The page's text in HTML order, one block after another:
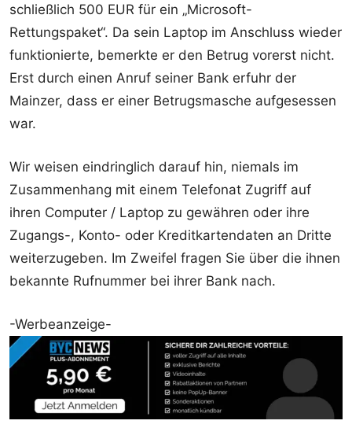
schließlich 500 EUR für ein „Microsoft-
Rettungspaket“. Da sein Laptop im Anschluss wieder
funktionierte, bemerkte er den Betrug vorerst nicht.
Erst durch einen Anruf seiner Bank erfuhr der
Mainzer, dass er einer Betrugsmasche aufgesessen
war.
Wir weisen eindringlich darauf hin, niemals im
Zusammenhang mit einem Telefonat Zugriff auf
ihren Computer / Laptop zu gewähren oder ihre
Zugangs-, Konto- oder Kreditkartendaten an Dritte
weiterzugeben. Im Zweifel fragen Sie über die ihnen
bekannte Rufnummer bei ihrer Bank nach.
-Werbeanzeige-